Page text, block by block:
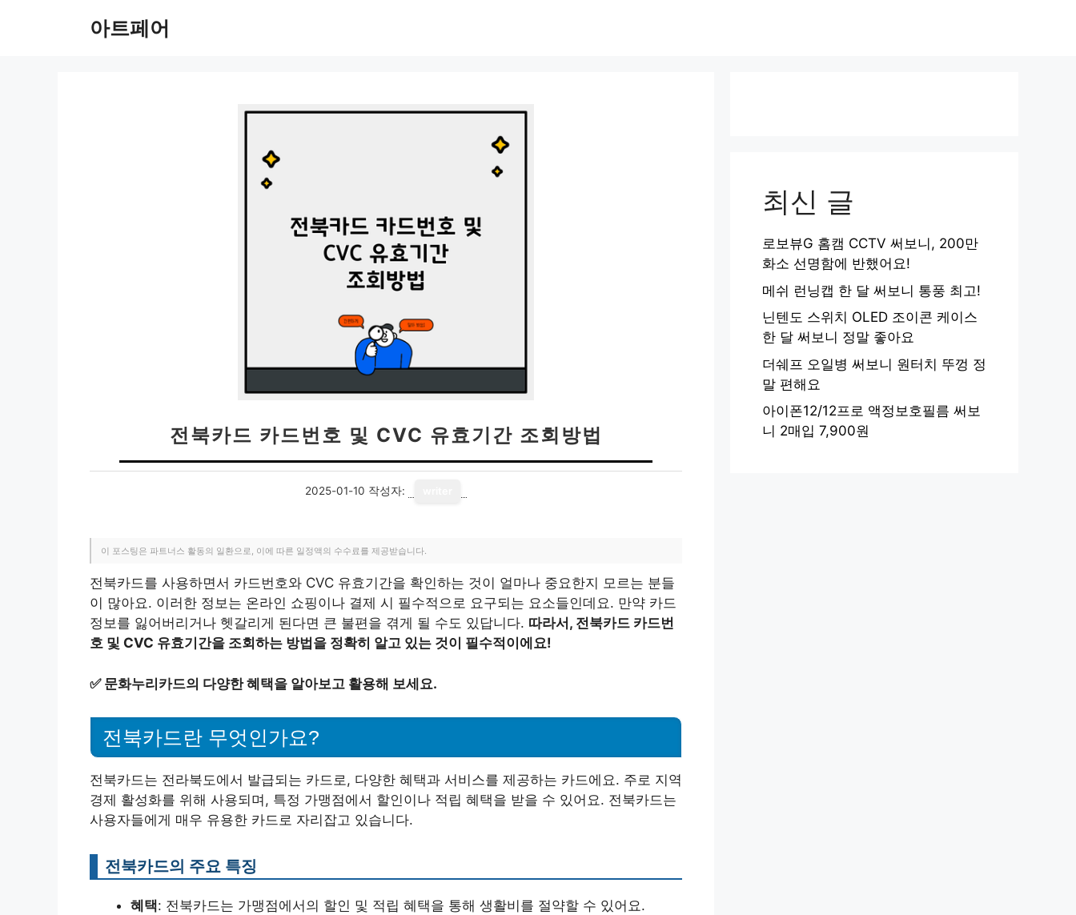
아트페어
전북카드 카드번호 및 CVC 유효기간 조회방법
2025-01-10 작성자:
이 포스팅은 파트너스 활동의 일환으로, 이에 따른 일정액의 수수료를 제공받습니다.
전북카드를 사용하면서 카드번호와 CVC 유효기간을 확인하는 것이 얼마나 중요한지 모르는 분들
이 많아요. 이러한 정보는 온라인 쇼핑이나 결제 시 필수적으로 요구되는 요소들인데요. 만약 카드
정보를 잃어버리거나 헷갈리게 된다면 큰 불편을 겪게 될 수도 있답니다. 따라서, 전북카드 카드번
호 및 CVC 유효기간을 조회하는 방법을 정확히 알고 있는 것이 필수적이에요!
✅ 문화누리카드의 다양한 혜택을 알아보고 활용해 보세요.
전북카드란 무엇인가요?
전북카드는 전라북도에서 발급되는 카드로, 다양한 혜택과 서비스를 제공하는 카드에요. 주로 지역
경제 활성화를 위해 사용되며, 특정 가맹점에서 할인이나 적립 혜택을 받을 수 있어요. 전북카드는
사용자들에게 매우 유용한 카드로 자리잡고 있습니다.
전북카드의 주요 특징
혜택: 전북카드는 가맹점에서의 할인 및 적립 혜택을 통해 생활비를 절약할 수 있어요.
최신 글
로보뷰G 홈캠 CCTV 써보니, 200만
화소 선명함에 반했어요!
메쉬 런닝캡 한 달 써보니 통풍 최고!
닌텐도 스위치 OLED 조이콘 케이스
한 달 써보니 정말 좋아요
더쉐프 오일병 써보니 원터치 뚜껑 정
말 편해요
아이폰12/12프로 액정보호필름 써보
니 2매입 7,900원